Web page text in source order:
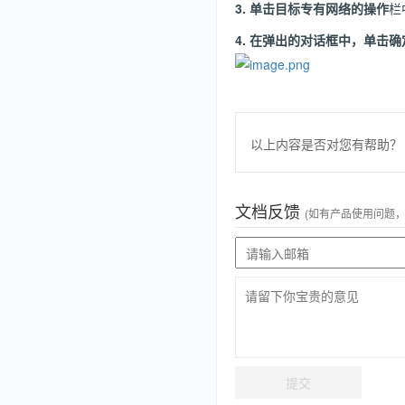
3. 单击目标专有网络的操作栏
4. 在弹出的对话框中，单击确
以上内容是否对您有帮助？
文档反馈 (如有产品使用问题
提交